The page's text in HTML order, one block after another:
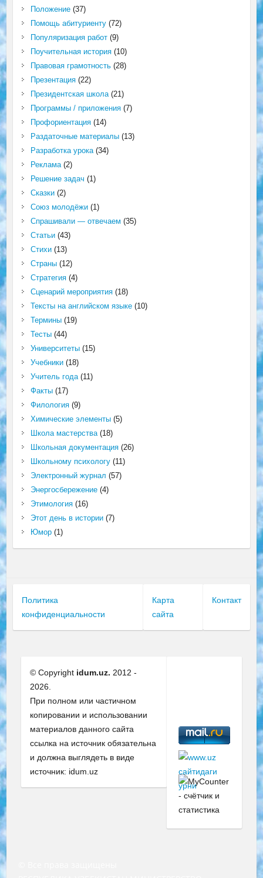
Положение(37)
Помощь абитуриенту(72)
Популяризация работ(9)
Поучительная история(10)
Правовая грамотность(28)
Презентация(22)
Президентская школа(21)
Программы / приложения(7)
Профориентация(14)
Раздаточные материалы(13)
Разработка урока(34)
Реклама(2)
Решение задач (1)
Сказки(2)
Союз молодёжи(1)
Спрашивали — отвечаем (35)
Статьи(43)
Стихи(13)
Страны(12)
Стратегия(4)
Сценарий мероприятия(18)
Тексты на английском языке(10)
Термины(19)
Тесты(44)
Университеты(15)
Учебники(18)
Учитель года(11)
Факты(17)
Филология(9)
Химические элементы(5)
Школа мастерства(18)
Школьная документация(26)
Школьному психологу(11)
Электронный журнал (57)
Энергосбережение(4)
Этимология(16)
Этот день в истории(7)
Юмор(1)
Политика
конфиденциальности
Карта
сайта
Контакт
© Copyright idum.uz. 2012 -
2026.
При полном или частичном
копировании и использовании
материалов данного сайта
ссылка на источник обязательна
и должна выглядеть в виде
источник: idum.uz